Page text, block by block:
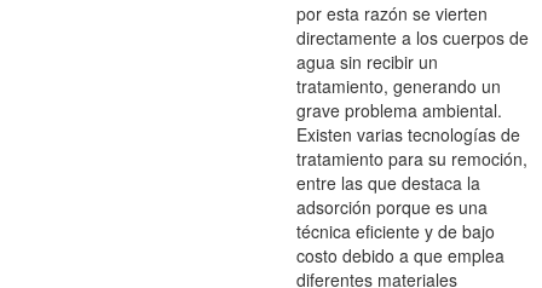
por esta razón se vierten
directamente a los cuerpos de
agua sin recibir un
tratamiento, generando un
grave problema ambiental.
Existen varias tecnologías de
tratamiento para su remoción,
entre las que destaca la
adsorción porque es una
técnica eficiente y de bajo
costo debido a que emplea
diferentes materiales